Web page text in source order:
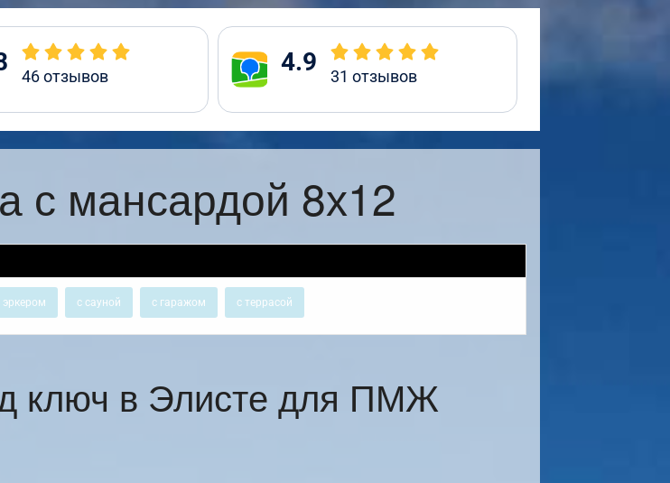
46отзывов 4.9 31 отзывов
с мансардой 8х12
эркером с сауной с гаражом с террасой
ключ в Элисте для ПМЖ